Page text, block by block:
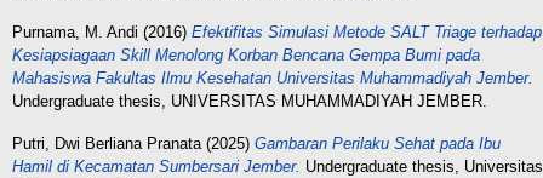
Purnama, M. Andi (2016) Efektifitas Simulasi Metode SALT Triage terhadap
Kesiapsiagaan Skill Menolong Korban Bencana Gempa Bumi pada
Mahasiswa Fakultas Ilmu Kesehatan Universitas Muhammadiyah Jember.
Undergraduate thesis, UNIVERSITAS MUHAMMADIYAH JEMBER.
Putri, Dwi Berliana Pranata(2025) Gambaran Perilaku Sehat pada Ibu
Hamil di Kecamatan Sumbersari Jember. Undergraduate thesis, Universitas